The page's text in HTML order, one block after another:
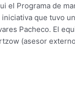
el Programa de
que tuvo
Pacheco. El
(asesor